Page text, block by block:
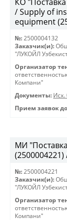
/ Supply of
equipment
№: 2500004132
Заказчик(и):
"ЛУКОЙЛ
Организатор
Компани"
Документы:
Прием заявок
МИ
(2500004221)
№: 2500004221
Заказчик(и):
"ЛУКОЙЛ
Организатор
Компани"